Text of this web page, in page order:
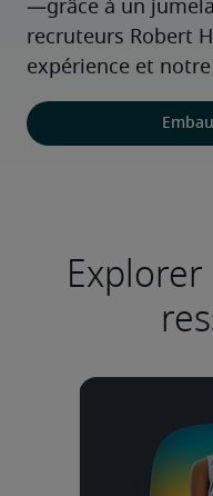
—grâce à un
recruteurs Robert
expérience et